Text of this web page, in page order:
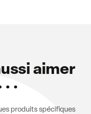
aimer
produits spécifiques